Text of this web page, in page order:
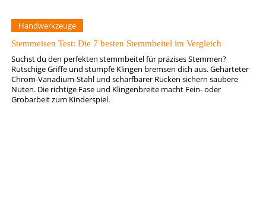
Handwerkzeuge
Stemmeisen Test: Die 7 besten Stemmbeitel im Vergleich
Suchst du den perfekten stemmbeitel für präzises Stemmen?
Rutschige Griffe und stumpfe Klingen bremsen dich aus. Gehärteter
Chrom-Vanadium-Stahl und schärfbarer Rücken sichern saubere
Nuten. Die richtige Fase und Klingenbreite macht Fein- oder
Grobarbeit zum Kinderspiel.